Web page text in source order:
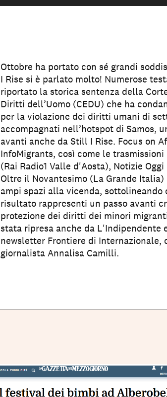
Ottobre ha portato con sé grandi
I Rise si è parlato molto! Numerose
riportato la storica sentenza della
Diritti dell’Uomo (CEDU) che ha
per la violazione dei diritti umani di
accompagnati nell’hotspot di Samos,
avanti anche da Still I Rise. Focus on
InfoMigrants, così come le trasmissioni
(Rai Radio1 Valle d'Aosta), Notizie
Oltre il Novantesimo (La Grande
ampi spazi alla vicenda, sottolineando
risultato rappresenti un passo avanti
protezione dei diritti dei minori
stata ripresa anche da L'Indipendente
newsletter Frontiere di Internazionale,
giornalista Annalisa Camilli.